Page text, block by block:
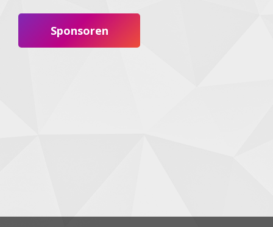
Sponsoren